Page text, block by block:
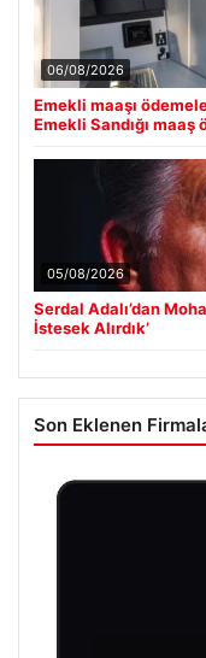
06/08/2026
Emekli maaşı
Emekli Sandığı maaş
05/08/2026
Serdal Adalı’dan
İstesek Alırdık’
Son Eklenen